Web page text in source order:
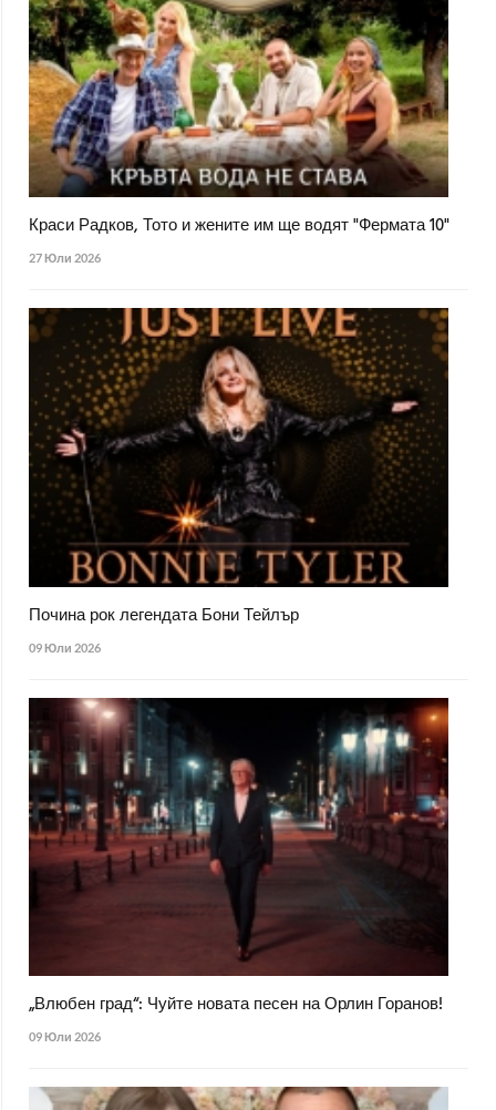
Краси Радков, Тото и жените им ще водят "Фермата 10"
27 Юли 2026
Почина рок легендата Бони Тейлър
09 Юли 2026
„Влюбен град“: Чуйте новата песен на Орлин Горанов!
09 Юли 2026